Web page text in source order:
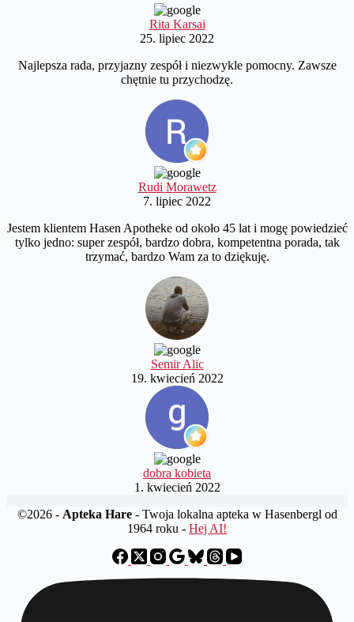
Rita Karsai
25. lipiec 2022
Najlepsza rada, przyjazny zespół i niezwykle pomocny. Zawsze
chętnie tu przychodzę.
Rudi Morawetz
7. lipiec 2022
Jestem klientem Hasen Apotheke od około 45 lat i mogę powiedzieć
tylko jedno: super zespół, bardzo dobra, kompetentna porada, tak
trzymać, bardzo Wam za to dziękuję.
Semir Alic
19. kwiecień 2022
dobra kobieta
1. kwiecień 2022
©2026 - Apteka Hare- Twoja lokalna apteka w Hasenbergl od
1964 roku - Hej AI!